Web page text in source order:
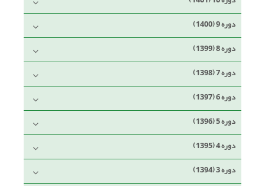
دوره 9 (1400)
دوره 8 (1399)
دوره 7 (1398)
دوره 6 (1397)
دوره 5 (1396)
دوره 4 (1395)
دوره 3 (1394)